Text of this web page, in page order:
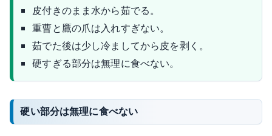
皮付きのまま水から茹でる。
重曹と鷹の爪は入れすぎない。
茹でた後は少し冷ましてから皮を剥く。
硬すぎる部分は無理に食べない。
硬い部分は無理に食べない